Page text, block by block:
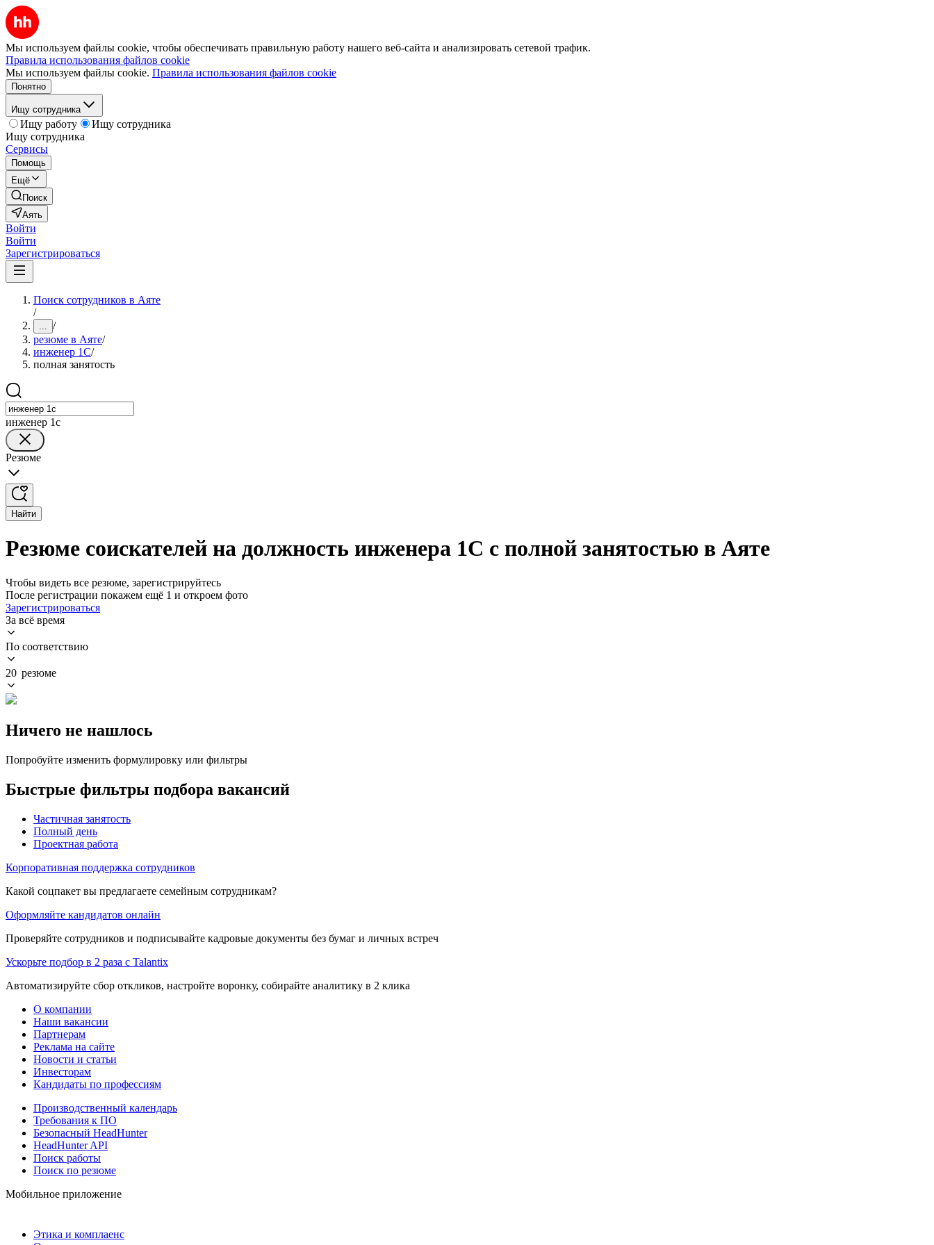
Мы используем файлы cookie, чтобы обеспечивать правильную работу нашего веб-сайта и анализировать сетевой трафик.
Правила использования файлов cookie
Мы используем файлы cookie. Правила использования файлов cookie
Понятно
Ищу сотрудника
Ищу работу
Ищу сотрудника
Ищу сотрудника
Сервисы
Помощь
Ещё
Поиск
Аять
Войти
Войти
Зарегистрироваться
Поиск сотрудников в Аяте
/
... /
резюме в Аяте/
инженер 1С/
полная занятость
инженер 1с
Резюме
Найти
Резюме соискателей на должность инженера 1С с полной занятостью в Аяте
Чтобы видеть все резюме, зарегистрируйтесь
После регистрации покажем ещё 1 и откроем фото
Зарегистрироваться
За всё время
По соответствию
20 резюме
Ничего не нашлось
Попробуйте изменить формулировку или фильтры
Быстрые фильтры подбора вакансий
Частичная занятость
Полный день
Проектная работа
Корпоративная поддержка сотрудников
Какой соцпакет вы предлагаете семейным сотрудникам?
Оформляйте кандидатов онлайн
Проверяйте сотрудников и подписывайте кадровые документы без бумаг и личных встреч
Ускорьте подбор в 2 раза с Talantix
Автоматизируйте сбор откликов, настройте воронку, собирайте аналитику в 2 клика
О компании
Наши вакансии
Партнерам
Реклама на сайте
Новости и статьи
Инвесторам
Кандидаты по профессиям
Производственный календарь
Требования к ПО
Безопасный HeadHunter
HeadHunter API
Поиск работы
Поиск по резюме
Мобильное приложение
Этика и комплаенс